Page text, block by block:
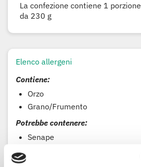
La confezione contiene 1 porzione
da 230 g
Elenco allergeni
Contiene:
Orzo
Grano/Frumento
Potrebbe contenere:
Senape